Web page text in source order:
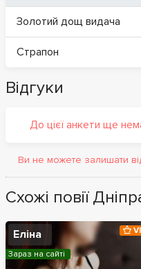
Золотий дощ видача
Страпон
Відгуки
До цієї анкети ще
Ви не можете залишати
Схожі повії
Еліна
Зараз на сайті